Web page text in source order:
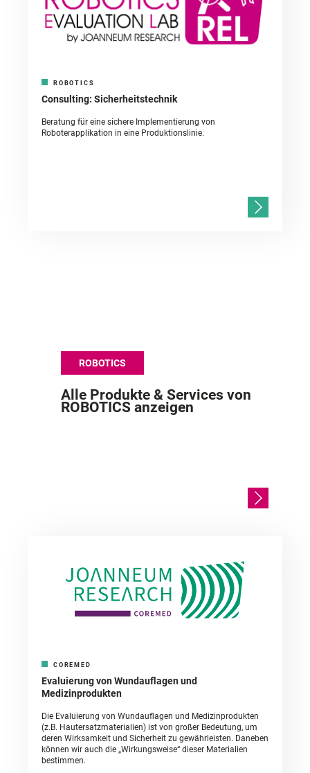
ROBOTICS
Consulting: Sicherheitstechnik
Beratung für eine sichere Implementierung von
Roboterapplikation in eine Produktionslinie.
ROBOTICS
Alle Produkte & Services von
ROBOTICS anzeigen
COREMED
Evaluierung von Wundauflagen und
Medizinprodukten
Die Evaluierung von Wundauflagen und Medizinprodukten
(z.B. Hautersatzmaterialien) ist von großer Bedeutung, um
deren Wirksamkeit und Sicherheit zu gewährleisten. Daneben
können wir auch die „Wirkungsweise“ dieser Materialien
bestimmen.